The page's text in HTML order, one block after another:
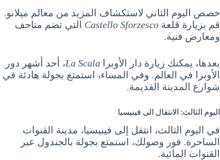
خصص اليوم الثاني لاستكشاف المزيد من معالم ميلانو.
قم بزيارة قلعة Castello Sforzesco التي تضم متاحف
ومعارض فنية.
بعدها، يمكنك زيارة دار الأوبرا La Scala، أحد أشهر دور
الأوبرا في العالم. وفي المساء، استمتع بجولة هادئة في
شوارع المدينة القديمة.
اليوم الثالث: الانتقال الى فينيسيا
في اليوم الثالث، انتقل إلى فينيسيا، مدينة القنوات
الساحرة. فور وصولك، استمتع بجولة بالجندول عبر
القنوات المائية.